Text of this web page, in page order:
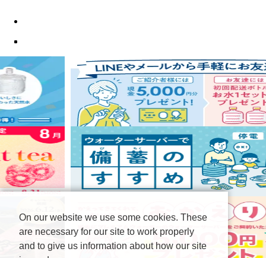
On our website we use some cookies. These
are necessary for our site to work properly
and to give us information about how our site